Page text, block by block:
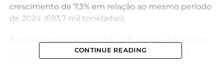
crescimento de 7,3% em relação ao mesmo período
de 2024 (693,7 mil toneladas).
do que a registrada no ano anterior (US$ 1,208
CONTINUE READING